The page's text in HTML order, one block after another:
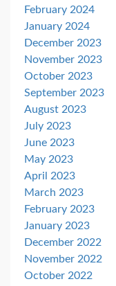
February 2024
January 2024
December 2023
November 2023
October 2023
September 2023
August 2023
July 2023
June 2023
May 2023
April 2023
March 2023
February 2023
January 2023
December 2022
November 2022
October 2022